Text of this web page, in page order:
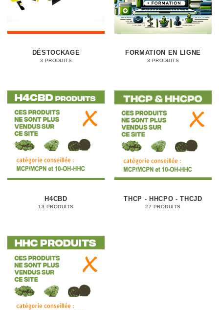
DÉSTOCKAGE
3 PRODUITS
FORMATION EN LIGNE
3 PRODUITS
H4CBD
13 PRODUITS
THCP - HHCPO - THCJD
27 PRODUITS